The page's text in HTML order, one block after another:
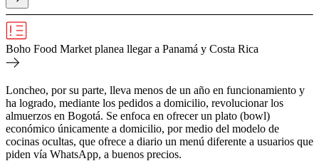
Boho Food Market planea llegar a Panamá y Costa Rica
Loncheo, por su parte, lleva menos de un año en funcionamiento y
ha logrado, mediante los pedidos a domicilio, revolucionar los
almuerzos en Bogotá. Se enfoca en ofrecer un plato (bowl)
económico únicamente a domicilio, por medio del modelo de
cocinas ocultas, que ofrece a diario un menú diferente a usuarios que
piden vía WhatsApp, a buenos precios.